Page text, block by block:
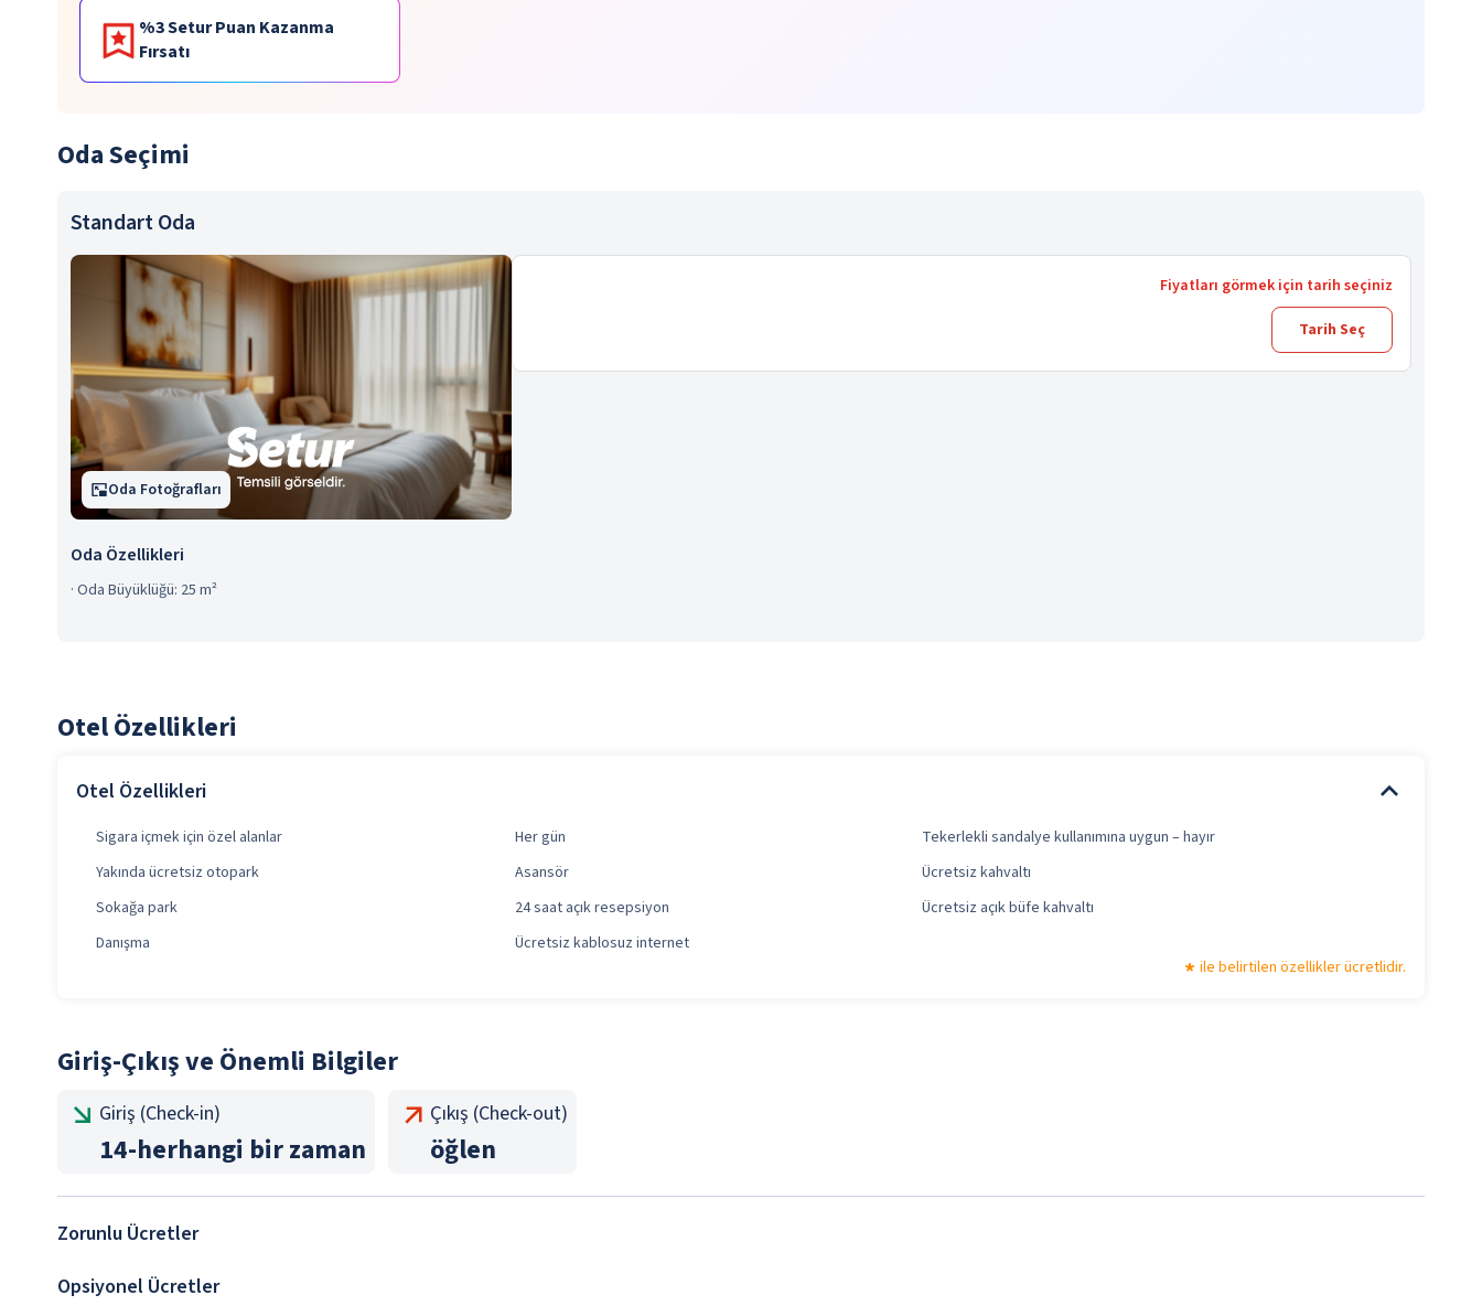
%3 Setur Puan Kazanma
Fırsatı
Oda Seçimi
Standart Oda
Oda Fotoğrafları
Oda Özellikleri
· Oda Büyüklüğü: 25 m²
Fiyatları görmek için tarih seçiniz
Tarih Seç
Otel Özellikleri
Otel Özellikleri
Sigara içmek için özel alanlar Her gün
Tekerlekli sandalye kullanımına uygun – hayır
Yakında ücretsiz otopark
Asansör
Ücretsiz kahvaltı
Sokağa park
24 saat açık resepsiyon
Ücretsiz açık büfe kahvaltı
Danışma
Ücretsiz kablosuz internet
ile belirtilen özellikler ücretlidir.
Giriş-Çıkış ve Önemli Bilgiler
Giriş (Check-in)
14-herhangi bir zaman
Çıkış (Check-out)
öğlen
Zorunlu Ücretler
Opsiyonel Ücretler